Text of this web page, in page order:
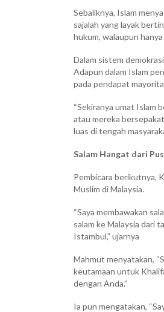
Sebaliknya, Islam
sajalah yang layak
hukum, walaupun
Dalam sistem
Adapun dalam Islam
pada pendapat
“Sekiranya umat Islam
atau mereka
luas di tengah
Salam Hangat dari
Pembicara berikutnya,
Muslim di Malaysia.
“Saya membawakan
salam ke Malaysia dari
Istambul,” ujarnya
Mahmut menyatakan,
keutamaan untuk
dengan Anda.”
Ia pun mengatakan,